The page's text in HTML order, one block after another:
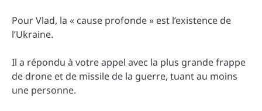
Pour Vlad, la « cause profonde » est l’existence de
l’Ukraine.
Il a répondu à votre appel avec la plus grande frappe
de drone et de missile de la guerre, tuant au moins
une personne.